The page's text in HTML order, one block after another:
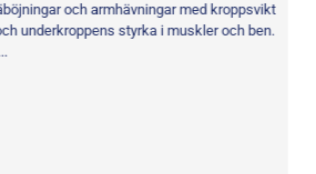
och armhävningar med kroppsvikt
underkroppens styrka i muskler och ben.